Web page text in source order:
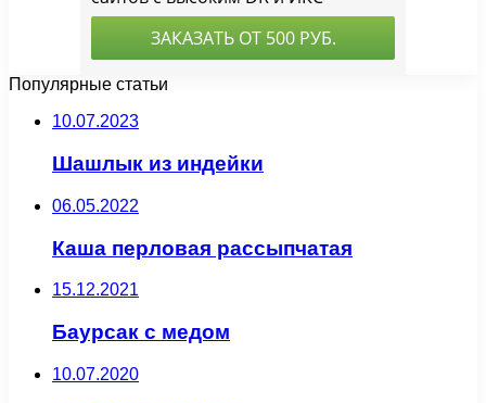
Популярные статьи
10.07.2023
Шашлык из индейки
06.05.2022
Каша перловая рассыпчатая
15.12.2021
Баурсак с медом
10.07.2020